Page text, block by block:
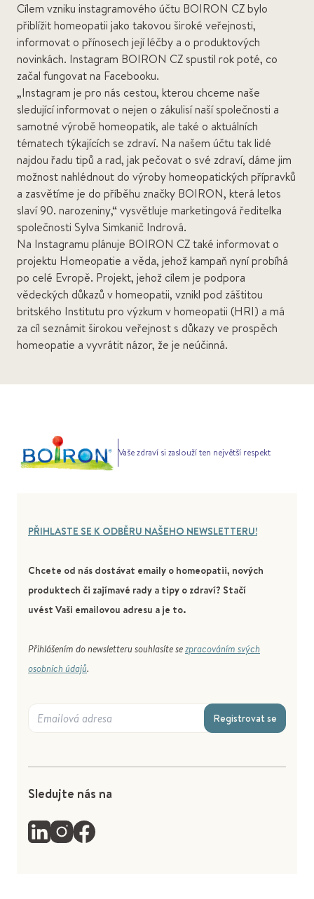
Cílem vzniku instagramového účtu BOIRON CZ bylo
přiblížit homeopatii jako takovou široké veřejnosti,
informovat o přínosech její léčby a o produktových
novinkách. Instagram BOIRON CZ spustil rok poté, co
začal fungovat na Facebooku.
„Instagram je pro nás cestou, kterou chceme naše
sledující informovat o nejen o zákulisí naší společnosti a
samotné výrobě homeopatik, ale také o aktuálních
tématech týkajících se zdraví. Na našem účtu tak lidé
najdou řadu tipů a rad, jak pečovat o své zdraví, dáme jim
možnost nahlédnout do výroby homeopatických přípravků
a zasvětíme je do příběhu značky BOIRON, která letos
slaví 90. narozeniny,“ vysvětluje marketingová ředitelka
společnosti Sylva Simkanič Indrová.
Na Instagramu plánuje BOIRON CZ také informovat o
projektu Homeopatie a věda, jehož kampaň nyní probíhá
po celé Evropě. Projekt, jehož cílem je podpora
vědeckých důkazů v homeopatii, vznikl pod záštitou
britského Institutu pro výzkum v homeopatii (HRI) a má
za cíl seznámit širokou veřejnost s důkazy ve prospěch
homeopatie a vyvrátit názor, že je neúčinná.
Vaše zdraví si zaslouží ten největší respekt
PŘIHLASTE SE K ODBĚRU NAŠEHO NEWSLETTERU!
Chcete od nás dostávat emaily o homeopatii, nových
produktech či zajímavé rady a tipy o zdraví? Stačí
uvést Vaši emailovou adresu a je to.
Přihlášením do newsletteru souhlasíte sezpracováním svých
osobních údajů.
Registrovat se
Sledujte nás na